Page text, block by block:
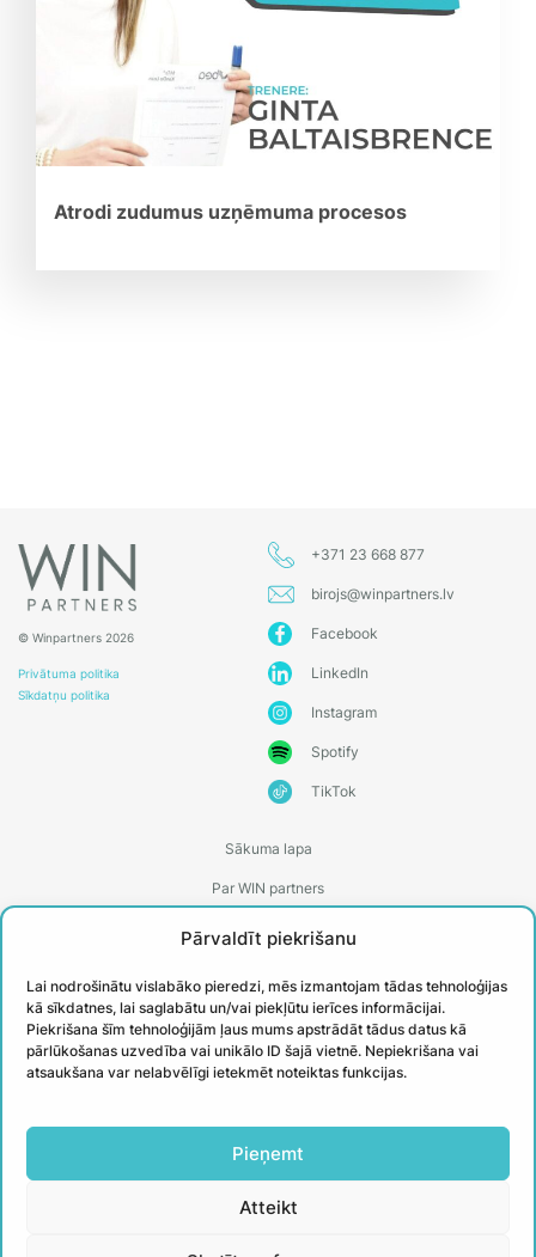
Pārvaldīt piekrišanu
Lai nodrošinātu vislabāko pieredzi, mēs izmantojam tādas tehnoloģijas
kā sīkdatnes, lai saglabātu un/vai piekļūtu ierīces informācijai.
Piekrišana šīm tehnoloģijām ļaus mums apstrādāt tādus datus kā
pārlūkošanas uzvedība vai unikālo ID šajā vietnē. Nepiekrišana vai
atsaukšana var nelabvēlīgi ietekmēt noteiktas funkcijas.
Pieņemt
Atteikt
Atrodi zudumus uzņēmuma procesos
© Winpartners 2026
Privātuma politika
Sīkdatņu politika
+371 23 668 877
birojs@winpartners.lv
Facebook
LinkedIn
Instagram
Spotify
TikTok
Sākuma lapa
Par WIN partners
Treneri
Biežāk uzdotie jautājumi
Īstenotie projekti
JAUNUMIEM